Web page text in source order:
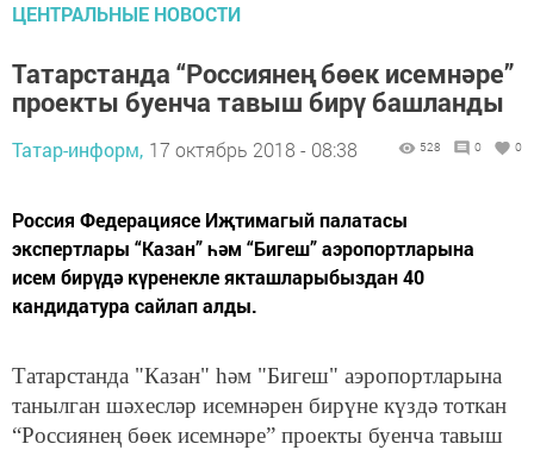
ЦЕНТРАЛЬНЫЕ НОВОСТИ
Татарстанда “Россиянең бөек исемнәре”
проекты буенча тавыш бирү башланды
Татар-информ, 17 октябрь 2018 - 08:38 528 0 0
Россия Федерациясе Иҗтимагый палатасы
экспертлары “Казан” һәм “Бигеш” аэропортларына
исем бирүдә күренекле якташларыбыздан 40
кандидатура сайлап алды.
Татарстанда "Казан" һәм "Бигеш" аэропортларына
танылган шәхесләр исемнәрен бирүне күздә тоткан
“Россиянең бөек исемнәре” проекты буенча тавыш